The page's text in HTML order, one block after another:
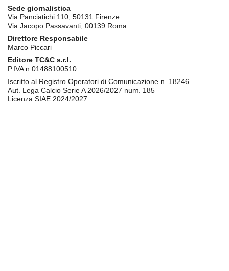
Sede giornalistica
Via Panciatichi 110, 50131 Firenze
Via Jacopo Passavanti, 00139 Roma
Direttore Responsabile
Marco Piccari
Editore TC&C s.r.l.
P.IVA n.01488100510
Iscritto al Registro Operatori di Comunicazione n. 18246
Aut. Lega Calcio Serie A 2026/2027 num. 185
Licenza SIAE 2024/2027